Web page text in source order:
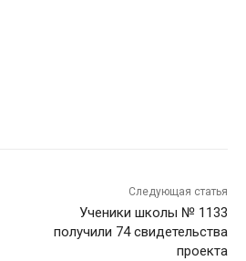
Следующая статья
Ученики школы № 1133
получили 74 свидетельства
проекта